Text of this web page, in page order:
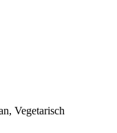
Vegetarisch